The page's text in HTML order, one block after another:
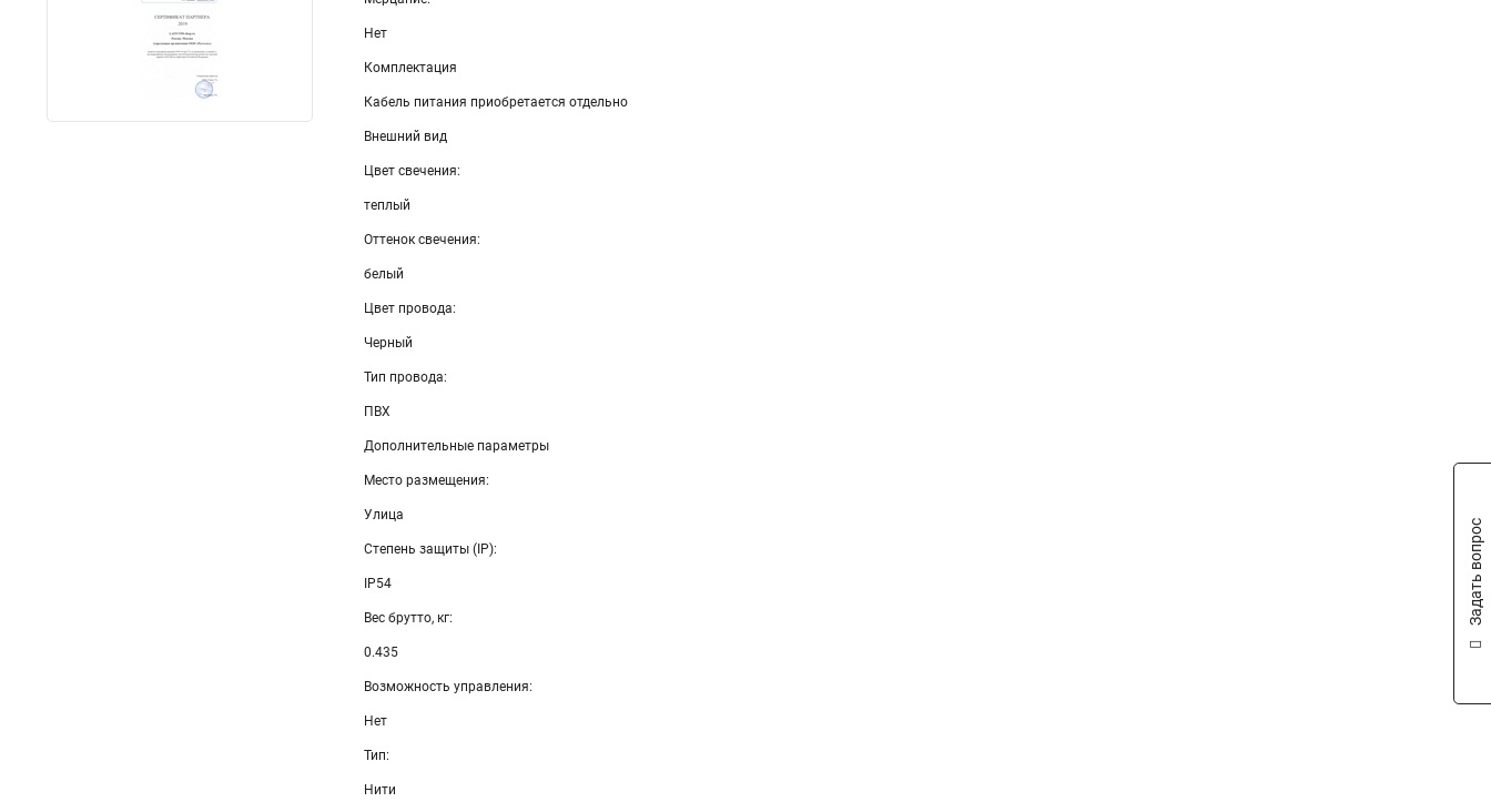
Нет
Комплектация
Кабель питания приобретается отдельно
Внешний вид
Цвет свечения:
теплый
Оттенок свечения:
белый
Цвет провода:
Черный
Тип провода:
ПВХ
Дополнительные параметры
Место размещения:
Улица
Степень защиты (IP):
IP54
Вес брутто, кг:
0.435
Возможность управления:
Нет
Тип:
Нити
Задать вопрос